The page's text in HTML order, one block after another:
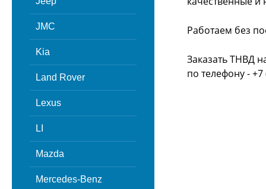
JMC
Kia
Land Rover
Lexus
LI
Mazda
Mercedes-Benz
Работаем без
Заказать ТНВД
по телефону -